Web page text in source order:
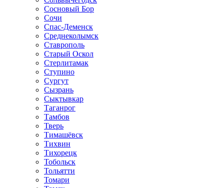
Сосновый Бор
Сочи
Спас-Деменск
Среднеколымск
Ставрополь
Старый Оскол
Стерлитамак
Ступино
Сургут
Сызрань
Сыктывкар
Таганрог
Тамбов
Тверь
Тимашёвск
Тихвин
Тихорецк
Тобольск
Тольятти
Томари